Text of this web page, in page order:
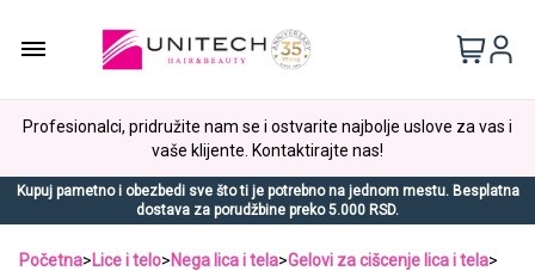
Profesionalci, pridružite nam se i ostvarite najbolje uslove za vas i
vaše klijente. Kontaktirajte nas!
Kupuj pametno i obezbedi sve što ti je potrebno na jednom mestu. Besplatna
dostava za porudžbine preko 5.000 RSD.
Početna>Lice i telo>Nega lica i tela>Gelovi za cišcenje lica i tela>